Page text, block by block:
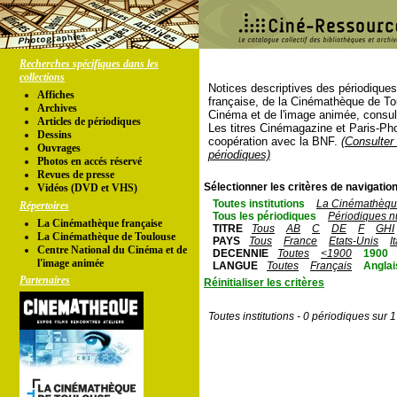
Recherches spécifiques dans les
collections
Affiches
Archives
Articles de périodiques
Dessins
Ouvrages
Photos en accés réservé
Revues de presse
Vidéos (DVD et VHS)
Répertoires
La Cinémathèque française
La Cinémathèque de Toulouse
Centre National du Cinéma et de
l'image animée
Partenaires
Notices descriptives des
française, de la Cinémathèque de
Cinéma et de l'image animée,
Les titres Cinémagazine et Paris-
coopération avec la BNF.
périodiques)
Sélectionner les critères de
Toutes institutions
La
Tous les périodiques
Périodiques
TITRE
Tous AB C DE F
GHI
PAYS
Tous France Etats-Unis
DECENNIE
Toutes <1900
1900
LANGUE
Toutes Français
Réinitialiser les critères
Toutes institutions - 0 périodiques sur